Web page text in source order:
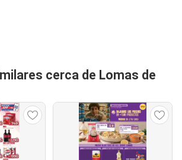
cerca de Lomas de